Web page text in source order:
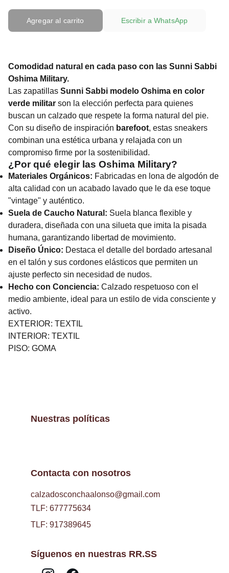
Agregar al carrito Escribir a WhatsApp
Comodidad natural en cada paso con las Sunni Sabbi
Oshima Military.
Las zapatillas Sunni Sabbi modelo Oshima en color
verde militar son la elección perfecta para quienes
buscan un calzado que respete la forma natural del pie.
Con su diseño de inspiración barefoot, estas sneakers
combinan una estética urbana y relajada con un
compromiso firme por la sostenibilidad.
¿Por qué elegir las Oshima Military?
Materiales Orgánicos: Fabricadas en lona de algodón de
alta calidad con un acabado lavado que le da ese toque
"vintage" y auténtico.
Suela de Caucho Natural: Suela blanca flexible y
duradera, diseñada con una silueta que imita la pisada
humana, garantizando libertad de movimiento.
Diseño Único: Destaca el detalle del bordado artesanal
en el talón y sus cordones elásticos que permiten un
ajuste perfecto sin necesidad de nudos.
Hecho con Conciencia: Calzado respetuoso con el
medio ambiente, ideal para un estilo de vida consciente y
activo.
EXTERIOR: TEXTIL
INTERIOR: TEXTIL
PISO: GOMA
Contacta con nosotros
calzadosconchaalonso@gmail.com
Síguenos en nuestras RR.SS
Nuestras políticas
TLF: 677775634
TLF: 917389645